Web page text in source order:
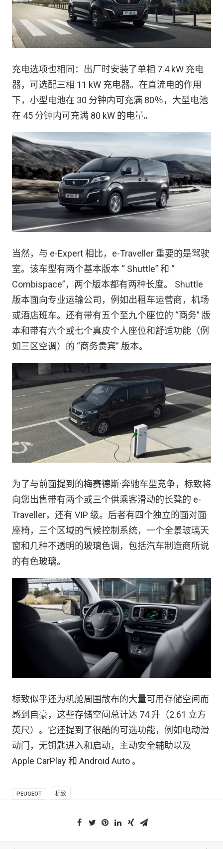
充电选项也相同：出厂时安装了单相 7.4 kW 充电
器，可选配三相 11 kW 充电器。在直流电的作用
下，小型电池在 30 分钟内可充满 80％，大型电池
在 45 分钟内可充满 80 kW 的电量。
当然，与 e-Expert 相比，e-Traveller 重要的是驾驶
室。该车型有两个基本版本 “ Shuttle” 和 “
Combispace”，两个版本都有两种长度。 Shuttle
版本面向专业运输公司，例如出租车运营商，机场
或酒店班车。还有带有五个至九个座位的 “商务” 版
本和带有六个或七个真皮个人座位和舒适功能（例
如三区空调）的 “商务贵宾” 版本。
为了与前面提到的梅赛德斯·奔驰车型竞争，标致将
向您出售带有两个或三个供乘客滑动的长凳的 e-
Traveller，还有 VIP 级。后者有四个独立的面对面
座椅，三个区域的气候控制系统，一个全景玻璃天
窗和几种不透明的玻璃色调，包括汽车制造商所说
的有色玻璃。
标致似乎还为机舱周围散布的大量可用存储空间而
感到自豪，这些存储空间总计达 74 升（2.61 立方
英尺）。它还提到了很酷的可选功能，例如电动滑
动门，无钥匙进入和启动，主动安全辅助以及
Apple CarPlay 和 Android Auto 。
PEUGEOT 标致